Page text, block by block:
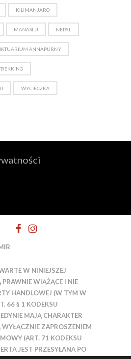
KILIMANJARO
MANASLU NEPAL
ANNAPURNY
WYCIECZKA
W NINIEJSZEJ
WIĄŻĄCE I NIE
HANDLOWEJ (W TYM W
66 § 1 KODEKSU
MAJĄ CHARAKTER
WYŁĄCZNIE ZAPROSZENIEM
(ART. 71 KODEKSU
JEST PRZESYŁANA PO